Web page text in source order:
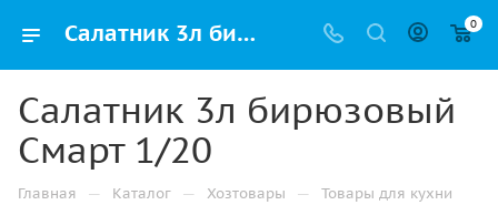
Салатник 3л бирюзовый Смарт 1/20 купить в Альметьевске с доставкой оптом и в розницу 0
Салатник 3л бирюзовый
Смарт 1/20
Главная — Каталог — Хозтовары — Товары для кухни